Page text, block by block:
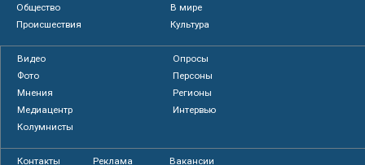
Общество
В мире
Происшествия
Культура
Видео
Опросы
Фото
Персоны
Мнения
Регионы
Медиацентр
Интервью
Колумнисты
Контакты Реклама Вакансии